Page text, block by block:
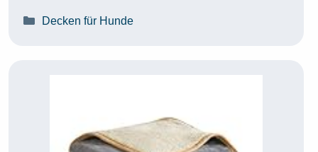
Kategorien
Decken für Hunde